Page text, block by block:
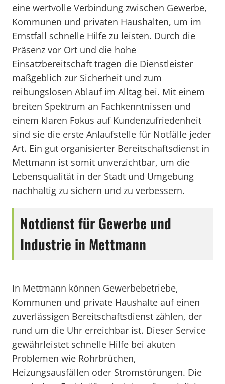
eine wertvolle Verbindung zwischen Gewerbe,
Kommunen und privaten Haushalten, um im
Ernstfall schnelle Hilfe zu leisten. Durch die
Präsenz vor Ort und die hohe
Einsatzbereitschaft tragen die Dienstleister
maßgeblich zur Sicherheit und zum
reibungslosen Ablauf im Alltag bei. Mit einem
breiten Spektrum an Fachkenntnissen und
einem klaren Fokus auf Kundenzufriedenheit
sind sie die erste Anlaufstelle für Notfälle jeder
Art. Ein gut organisierter Bereitschaftsdienst in
Mettmann ist somit unverzichtbar, um die
Lebensqualität in der Stadt und Umgebung
nachhaltig zu sichern und zu verbessern.
Notdienst für Gewerbe und
Industrie in Mettmann
In Mettmann können Gewerbebetriebe,
Kommunen und private Haushalte auf einen
zuverlässigen Bereitschaftsdienst zählen, der
rund um die Uhr erreichbar ist. Dieser Service
gewährleistet schnelle Hilfe bei akuten
Problemen wie Rohrbrüchen,
Heizungsausfällen oder Stromstörungen. Die